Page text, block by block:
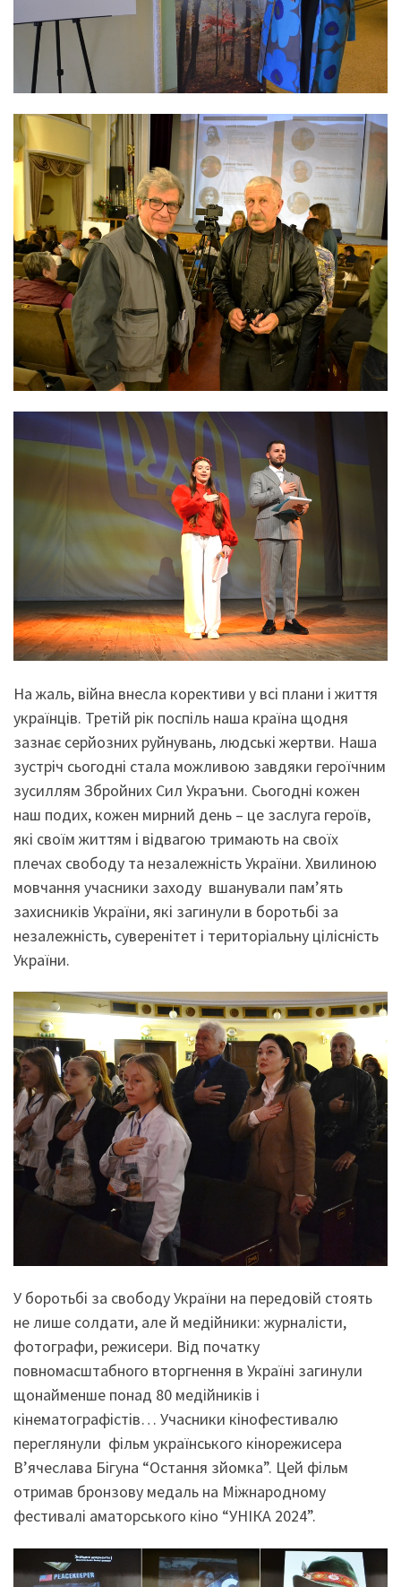
На жаль, війна внесла корективи у всі плани і життя
українців. Третій рік поспіль наша країна щодня
зазнає серйозних руйнувань, людські жертви. Наша
зустріч сьогодні стала можливою завдяки героїчним
зусиллям Збройних Сил Украъни. Сьогодні кожен
наш подих, кожен мирний день – це заслуга героїв,
які своїм життям і відвагою тримають на своїх
плечах свободу та незалежність України. Хвилиною
мовчання учасники заходу вшанували пам’ять
захисників України, які загинули в боротьбі за
незалежність, суверенітет і територіальну цілісність
України.
У боротьбі за свободу України на передовій стоять
не лише солдати, але й медійники: журналісти,
фотографи, режисери. Від початку
повномасштабного вторгнення в Україні загинули
щонайменше понад 80 медійників і
кінематографістів… Учасники кінофестивалю
переглянули фільм українського кінорежисера
В’ячеслава Бігуна “Остання зйомка”. Цей фільм
отримав бронзову медаль на Міжнародному
фестивалі аматорського кіно “УНІКА 2024”.